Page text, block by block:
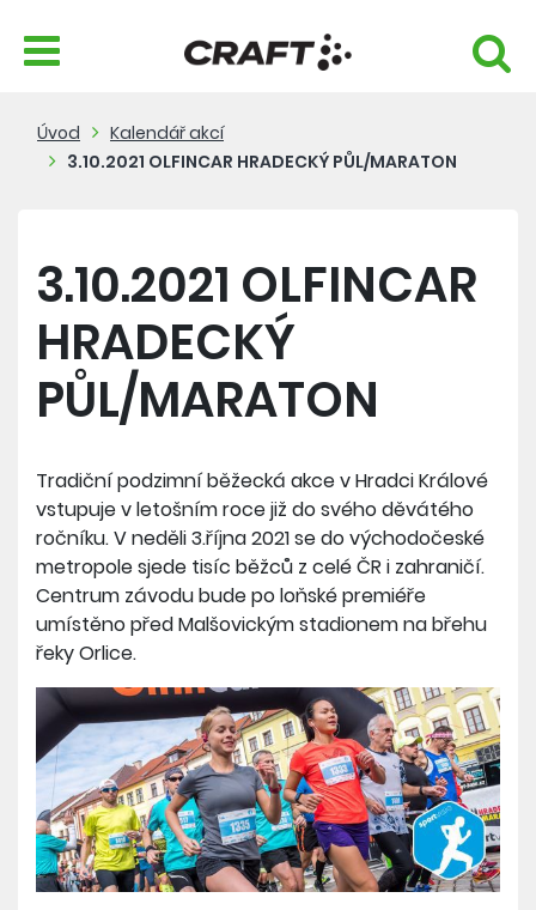
Úvod
Kalendář akcí
3.10.2021 OLFINCAR HRADECKÝ PŮL/MARATON
3.10.2021 OLFINCAR
HRADECKÝ
PŮL/MARATON
Tradiční podzimní běžecká akce v Hradci Králové
vstupuje v letošním roce již do svého děvátého
ročníku. V neděli 3.října 2021 se do východočeské
metropole sjede tisíc běžců z celé ČR i zahraničí.
Centrum závodu bude po loňské premiéře
umístěno před Malšovickým stadionem na břehu
řeky Orlice.